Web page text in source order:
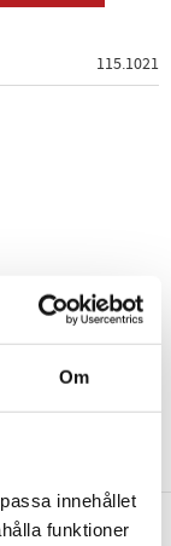
Om
innehållet
funktioner
115.1021